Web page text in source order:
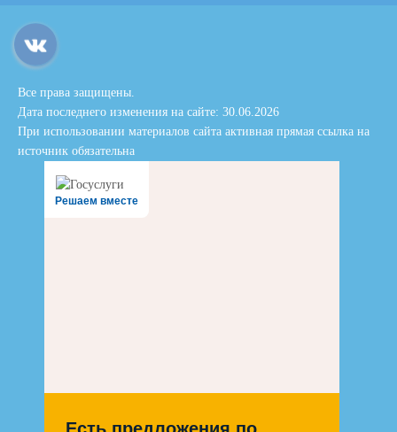
Все права защищены.
Дата последнего изменения на сайте: 30.06.2026
При использовании материалов сайта активная прямая ссылка на
источник обязательна
Решаем вместе